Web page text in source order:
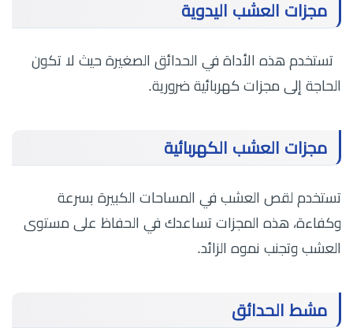
مجزات العشب اليدوية
تستخدم هذه الأداة في الحدائق الصغيرة حيث لا تكون
الحاجة إلى مجزات كهربائية ضرورية.
مجزات العشب الكهربائية
تستخدم لقص العشب في المساحات الكبيرة بسرعة
وكفاءة، هذه المجزات تساعدك في الحفاظ على مستوى
العشب وتجنب نموه الزائد.
مشط الحدائق